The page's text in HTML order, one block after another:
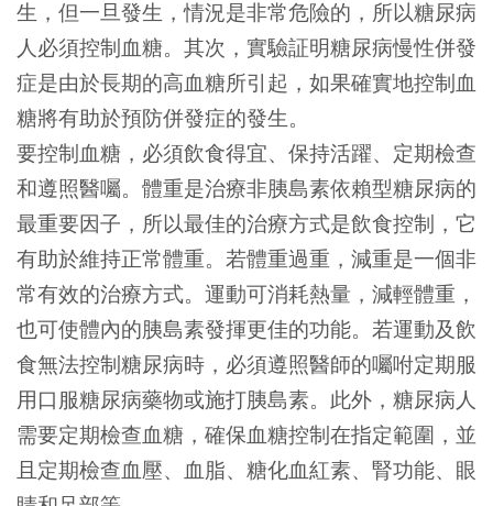
生，但一旦發生，情況是非常危險的，所以糖尿病
人必須控制血糖。其次，實驗証明糖尿病慢性併發
症是由於長期的高血糖所引起，如果確實地控制血
糖將有助於預防併發症的發生。
要控制血糖，必須飲食得宜、保持活躍、定期檢查
和遵照醫囑。體重是治療非胰島素依賴型糖尿病的
最重要因子，所以最佳的治療方式是飲食控制，它
有助於維持正常體重。若體重過重，減重是一個非
常有效的治療方式。運動可消耗熱量，減輕體重，
也可使體內的胰島素發揮更佳的功能。若運動及飲
食無法控制糖尿病時，必須遵照醫師的囑咐定期服
用口服糖尿病藥物或施打胰島素。此外，糖尿病人
需要定期檢查血糖，確保血糖控制在指定範圍，並
且定期檢查血壓、血脂、糖化血紅素、腎功能、眼